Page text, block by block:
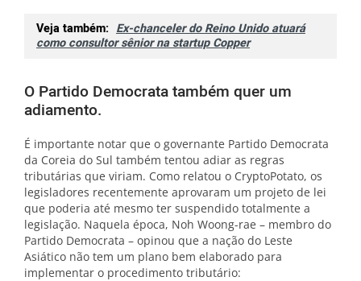
Veja também: Ex-chanceler do Reino Unido atuará
como consultor sênior na startup Copper
O Partido Democrata também quer um
adiamento.
É importante notar que o governante Partido Democrata
da Coreia do Sul também tentou adiar as regras
tributárias que viriam. Como relatou o CryptoPotato, os
legisladores recentemente aprovaram um projeto de lei
que poderia até mesmo ter suspendido totalmente a
legislação. Naquela época, Noh Woong-rae – membro do
Partido Democrata – opinou que a nação do Leste
Asiático não tem um plano bem elaborado para
implementar o procedimento tributário: